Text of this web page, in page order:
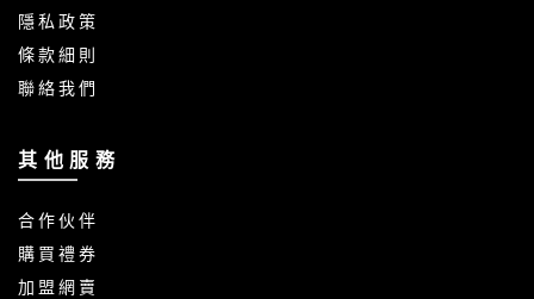
隱 私 政 策
條 款 細 則
聯 絡 我 們
其 他 服 務
合 作 伙 伴
購 買 禮 券
加 盟 網 賣